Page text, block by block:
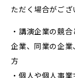
ただく場合がござ
・講演企業の競
企業、同業の企
方
・個人や個人事